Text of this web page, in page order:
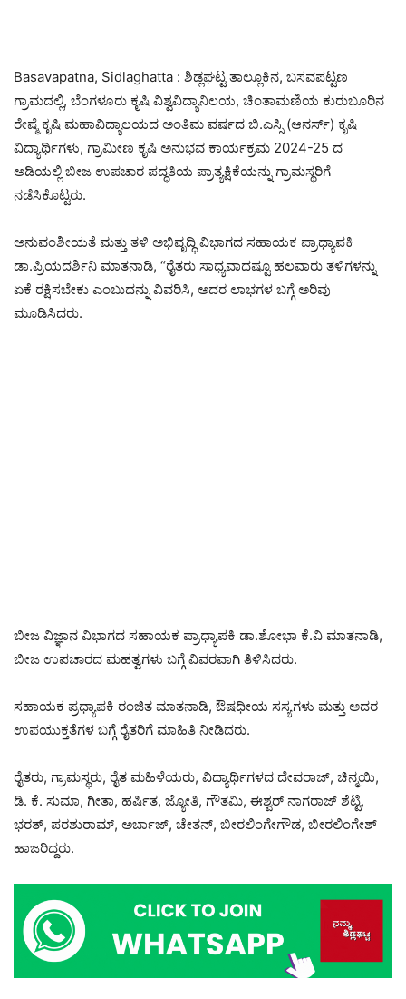
Basavapatna, Sidlaghatta : ಶಿಡ್ಲಘಟ್ಟ ತಾಲ್ಲೂಕಿನ, ಬಸವಪಟ್ಟಣ
ಗ್ರಾಮದಲ್ಲಿ, ಬೆಂಗಳೂರು ಕೃಷಿ ವಿಶ್ವವಿದ್ಯಾನಿಲಯ, ಚಿಂತಾಮಣಿಯ ಕುರುಬೂರಿನ
ರೇಷ್ಮೆ ಕೃಷಿ ಮಹಾವಿದ್ಯಾಲಯದ ಅಂತಿಮ ವರ್ಷದ ಬಿ.ಎಸ್ಸಿ (ಆನರ್ಸ್) ಕೃಷಿ
ವಿದ್ಯಾರ್ಥಿಗಳು, ಗ್ರಾಮೀಣ ಕೃಷಿ ಅನುಭವ ಕಾರ್ಯಕ್ರಮ 2024-25 ದ
ಅಡಿಯಲ್ಲಿ ಬೀಜ ಉಪಚಾರ ಪದ್ಧತಿಯ ಪ್ರಾತ್ಯಕ್ಷಿಕೆಯನ್ನು ಗ್ರಾಮಸ್ಥರಿಗೆ
ನಡೆಸಿಕೊಟ್ಟರು.
ಅನುವಂಶೀಯತೆ ಮತ್ತು ತಳಿ ಅಭಿವೃದ್ಧಿ ವಿಭಾಗದ ಸಹಾಯಕ ಪ್ರಾಧ್ಯಾಪಕಿ
ಡಾ.ಪ್ರಿಯದರ್ಶಿನಿ ಮಾತನಾಡಿ, “ರೈತರು ಸಾಧ್ಯವಾದಷ್ಟೂ ಹಲವಾರು ತಳಿಗಳನ್ನು
ಏಕೆ ರಕ್ಷಿಸಬೇಕು ಎಂಬುದನ್ನು ವಿವರಿಸಿ, ಅದರ ಲಾಭಗಳ ಬಗ್ಗೆ ಅರಿವು
ಮೂಡಿಸಿದರು.
ಬೀಜ ವಿಜ್ಞಾನ ವಿಭಾಗದ ಸಹಾಯಕ ಪ್ರಾಧ್ಯಾಪಕಿ ಡಾ.ಶೋಭಾ ಕೆ.ವಿ ಮಾತನಾಡಿ,
ಬೀಜ ಉಪಚಾರದ ಮಹತ್ವಗಳು ಬಗ್ಗೆ ವಿವರವಾಗಿ ತಿಳಿಸಿದರು.
ಸಹಾಯಕ ಪ್ರಧ್ಯಾಪಕಿ ರಂಜಿತ ಮಾತನಾಡಿ, ಔಷಧೀಯ ಸಸ್ಯಗಳು ಮತ್ತು ಅದರ
ಉಪಯುಕ್ತತೆಗಳ ಬಗ್ಗೆ ರೈತರಿಗೆ ಮಾಹಿತಿ ನೀಡಿದರು.
ರೈತರು, ಗ್ರಾಮಸ್ಥರು, ರೈತ ಮಹಿಳೆಯರು, ವಿದ್ಯಾರ್ಥಿಗಳದ ದೇವರಾಜ್, ಚಿನ್ಮಯಿ,
ಡಿ. ಕೆ. ಸುಮಾ, ಗೀತಾ, ಹರ್ಷಿತ, ಜ್ಯೋತಿ, ಗೌತಮಿ, ಈಶ್ವರ್ ನಾಗರಾಜ್ ಶೆಟ್ಟಿ,
ಭರತ್, ಪರಶುರಾಮ್, ಅರ್ಬಾಜ್, ಚೇತನ್, ಬೀರಲಿಂಗೇಗೌಡ, ಬೀರಲಿಂಗೇಶ್
ಹಾಜರಿದ್ದರು.